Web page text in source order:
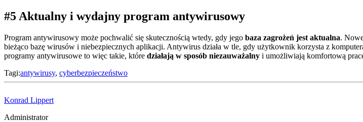
#5 Aktualny i wydajny program antywirusowy
Program antywirusowy może pochwalić się skutecznością wtedy, gdy jego baza zagrożeń jest aktualna.
bieżąco bazę wirusów i niebezpiecznych aplikacji. Antywirus działa w tle, gdy użytkownik korzysta z
programy antywirusowe to więc takie, które działają w sposób niezauważalny i umożliwiają komfortową
Tagi:antywirusy, cyberbezpieczeństwo
Konrad Lippert
Administrator